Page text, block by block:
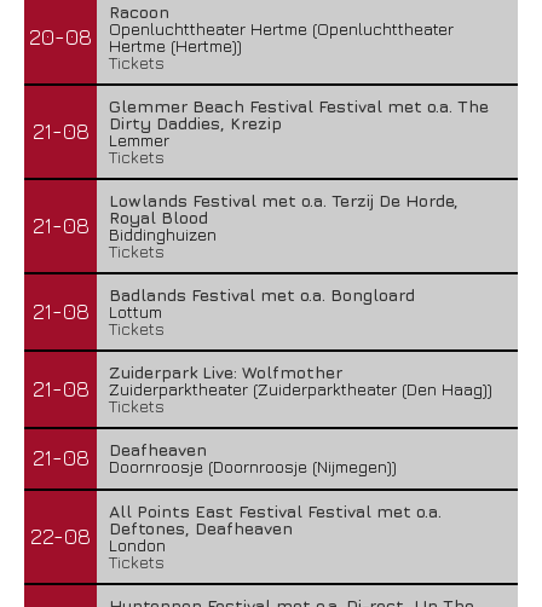
20-08
Racoon
Openluchttheater Hertme (Openluchttheater
Hertme (Hertme))
Tickets
21-08
Glemmer Beach Festival Festival met o.a. The
Dirty Daddies, Krezip
Lemmer
Tickets
21-08
Lowlands Festival met o.a. Terzij De Horde,
Royal Blood
Biddinghuizen
Tickets
21-08
Badlands Festival met o.a. Bongloard
Lottum
Tickets
21-08
Zuiderpark Live: Wolfmother
Zuiderparktheater (Zuiderparktheater (Den Haag))
Tickets
21-08
Deafheaven
Doornroosje (Doornroosje (Nijmegen))
22-08
All Points East Festival Festival met o.a.
Deftones, Deafheaven
London
Tickets